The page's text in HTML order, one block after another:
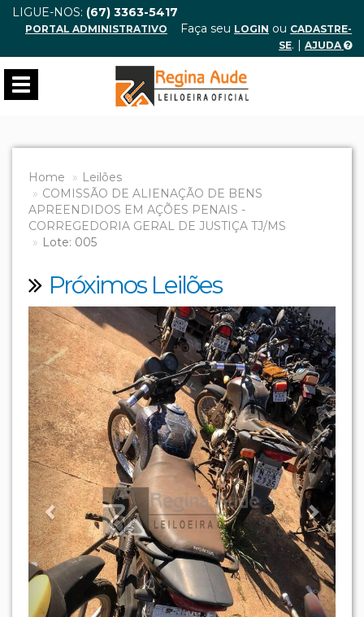
LIGUE-NOS: (67) 3363-5417
PORTAL ADMINISTRATIVO Faça seu LOGIN ou CADASTRE-
SE. | AJUDA
Toggle
navigation
Home
Leilões
COMISSÃO DE ALIENAÇÃO DE BENS
APREENDIDOS EM AÇÕES PENAIS -
CORREGEDORIA GERAL DE JUSTIÇA TJ/MS
Lote: 005
Próximos Leilões
Previous Next